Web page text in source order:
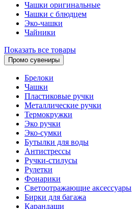
Чашки оригинальные
Чашки с блюдцем
Эко-чашки
Чайники
Показать все товары
Промо сувениры
Брелоки
Чашки
Пластиковые ручки
Металлические ручки
Термокружки
Эко ручки
Эко-сумки
Бутылки для воды
Антистрессы
Ручки-стилусы
Рулетки
Фонарики
Светоотражающие аксессуары
Бирки для багажа
Карандаши